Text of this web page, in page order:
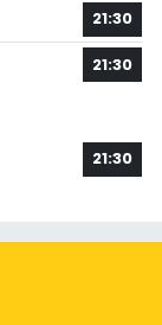
21:30
21:30
21:30